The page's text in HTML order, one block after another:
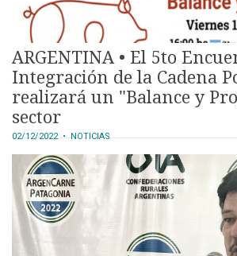
ARGENTINA • El 5to
Integración de la Cadena
realizará un "Balance y
sector
02/12/2022• NOTICIAS